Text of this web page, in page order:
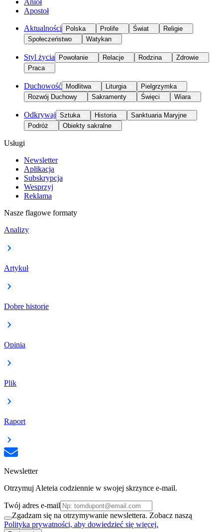
Anioł
Apostoł
Aktualności Polska Prolife Świat
Religie
Społeczeństwo
Watykan
Styl życia Powołanie Relacje Rodzina
Zdrowie
Praca
Duchowość Modlitwa Liturgia
Pielgrzymka
Rozwój Duchowy
Sakramenty Święci Wiara
Odkrywaj Sztuka Historia
Sanktuaria Maryjne
Podróż
Obiekty sakralne
Usługi
Newsletter
Aplikacja
Subskrypcja
Wesprzyj
Reklama
Nasze flagowe formaty
Analizy
Artykuł
Dobre historie
Opinia
Plik
Raport
Newsletter
Otrzymuj Aleteia codziennie w swojej skrzynce e-mail.
Twój adres e-mail
Zgadzam się na otrzymywanie newslettera. Zobacz naszą
Polityka prywatności, aby dowiedzieć się więcej.